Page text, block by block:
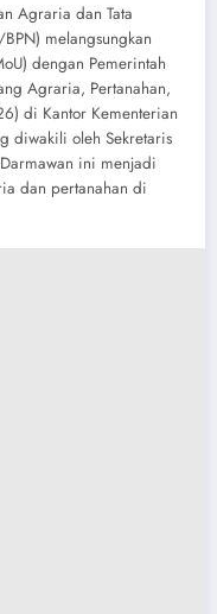
Agraria dan Tata
melangsungkan
dengan Pemerintah
Agraria, Pertanahan,
di Kantor Kementerian
diwakili oleh Sekretaris
ini menjadi
dan pertanahan di